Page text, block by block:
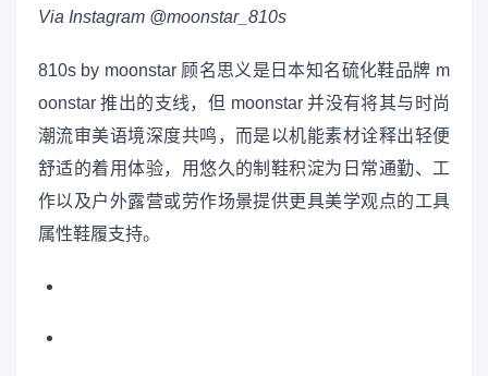
Via Instagram @moonstar_810s
810s by moonstar 顾名思义是日本知名硫化鞋品牌 m
oonstar 推出的支线，但 moonstar 并没有将其与时尚
潮流审美语境深度共鸣，而是以机能素材诠释出轻便
舒适的着用体验，用悠久的制鞋积淀为日常通勤、工
作以及户外露营或劳作场景提供更具美学观点的工具
属性鞋履支持。